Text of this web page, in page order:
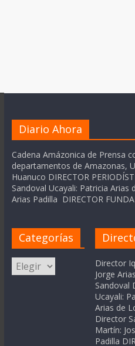
Diario Ahora
Cadena Amázonica de Prensa
departamentos de Amazonas,
Huanuco DIRECTOR
Sandoval Ucayali: Patricia Arias
Arias Padilla DIRECTOR
Categorías
Categorías
Director
Jorge Arias
Sandoval
Ucayali:
Arias de
Director
Martín:
Padilla